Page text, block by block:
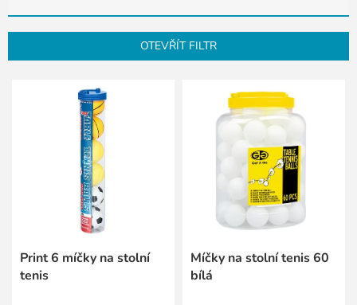
e
n
í
OTEVŘÍT FILTR
Print 6 míčky na stolní
tenis
Míčky na stolní tenis 60
bílá